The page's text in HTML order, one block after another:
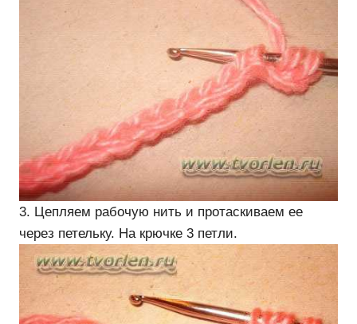
3. Цепляем рабочую нить и протаскиваем ее
через петельку. На крючке 3 петли.